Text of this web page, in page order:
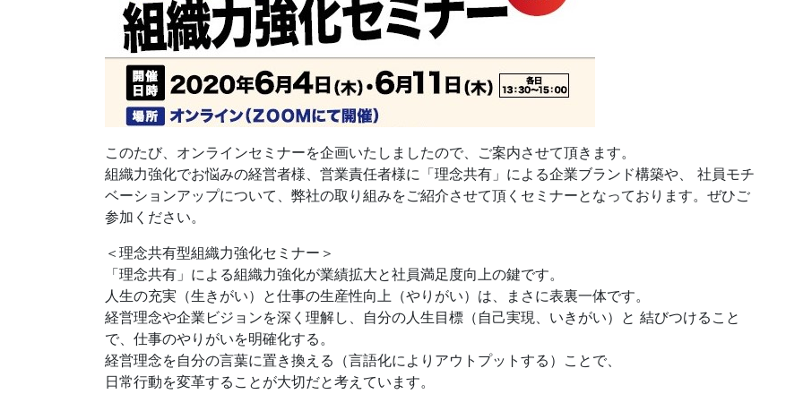
情報セキュリティ基本方針 個人情報・特定個人情報保護方針
中核的労働要求事項に関する方針声明 SECURITY ACTIONの「二つ星」宣言
イベント運営
コンテンツ制作
周年事業
採用プロモーション
このたび、オンラインセミナーを企画いたしましたので、ご案内させて頂きます。
組織力強化でお悩みの経営者様、営業責任者様に「理念共有」による企業ブランド構築や、 社員モチ
ベーションアップについて、弊社の取り組みをご紹介させて頂くセミナーとなっております。ぜひご
参加ください。
＜理念共有型組織力強化セミナー＞
「理念共有」による組織力強化が業績拡大と社員満足度向上の鍵です。
人生の充実（生きがい）と仕事の生産性向上（やりがい）は、まさに表裏一体です。
経営理念や企業ビジョンを深く理解し、自分の人生目標（自己実現、いきがい）と 結びつけること
で、仕事のやりがいを明確化する。
経営理念を自分の言葉に置き換える（言語化によりアウトプットする）ことで、
日常行動を変革することが大切だと考えています。